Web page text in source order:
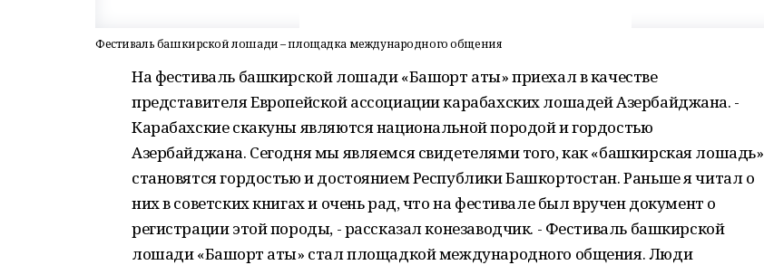
Фестиваль башкирской лошади – площадка международного общения
На фестиваль башкирской лошади «Башҡорт аты» приехал в качестве
представителя Европейской ассоциации карабахских лошадей Азербайджана. -
Карабахские скакуны являются национальной породой и гордостью
Азербайджана. Сегодня мы являемся свидетелями того, как «башкирская лошадь»
становятся гордостью и достоянием Республики Башкортостан. Раньше я читал о
них в советских книгах и очень рад, что на фестивале был вручен документ о
регистрации этой породы, - рассказал конезаводчик. - Фестиваль башкирской
лошади «Башҡорт аты» стал площадкой международного общения. Люди